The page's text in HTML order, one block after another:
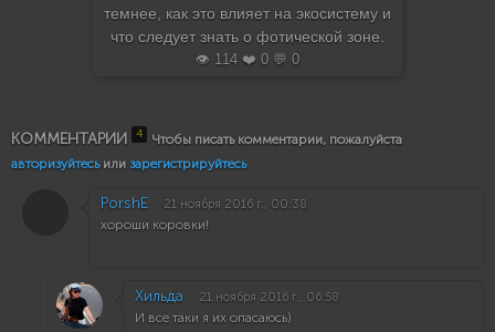
темнее, как это влияет на экосистему и
что следует знать о фотической зоне.
👁️ 114 ❤️ 0 💬 0
КОММЕНТАРИИ 4
Чтобы писать комментарии, пожалуйста
авторизуйтесьили зарегистрируйтесь
PorshE 21 ноября 2016 г., 00:38
хороши коровки!
Хильда 21 ноября 2016 г., 06:58
И все таки я их опасаюсь)